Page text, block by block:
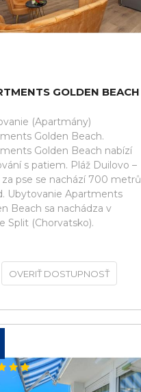
GOLDEN BEACH
(Apartmány)
Golden Beach.
Golden Beach nabízí
s patiem. Pláž Duilovo –
za pse se nachází 700 metrů
Ubytovanie Apartments
Beach sa nachádza v
Split (Chorvatsko).
OVERIŤ DOSTUPNOSŤ